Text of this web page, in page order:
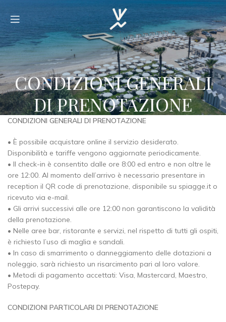
CONDIZIONI GENERALI
DI PRENOTAZIONE
CONDIZIONI GENERALI DI PRENOTAZIONE
• È possibile acquistare online il servizio desiderato.
Disponibilità e tariffe vengono aggiornate periodicamente.
• Il check-in è consentito dalle ore 8:00 ed entro e non oltre le
ore 12:00. Al momento dell’arrivo è necessario presentare in
reception il QR code di prenotazione, disponibile su spiagge.it o
ricevuto via e-mail.
• Gli arrivi successivi alle ore 12:00 non garantiscono la validità
della prenotazione.
• Nelle aree bar, ristorante e servizi, nel rispetto di tutti gli ospiti,
è richiesto l’uso di maglia e sandali.
• In caso di smarrimento o danneggiamento delle dotazioni a
noleggio, sarà richiesto un risarcimento pari al loro valore.
• Metodi di pagamento accettati: Visa, Mastercard, Maestro,
Postepay.
CONDIZIONI PARTICOLARI DI PRENOTAZIONE